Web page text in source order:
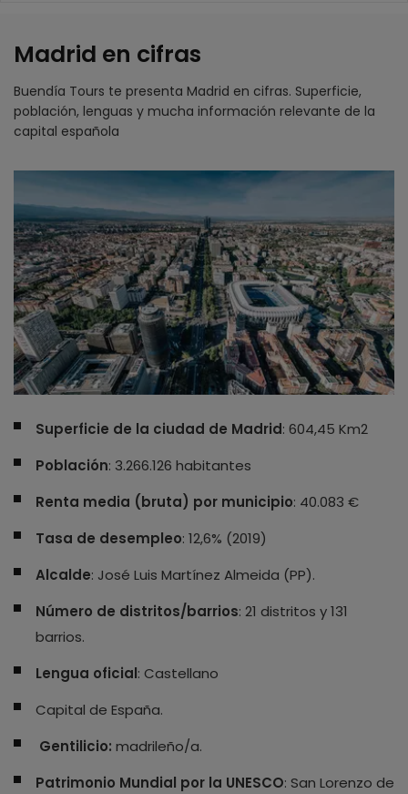
Madrid en cifras
Buendía Tours te presenta Madrid en cifras. Superficie,
población, lenguas y mucha información relevante de la
capital española
Superficie de la ciudad de Madrid: 604,45 Km2
Población: 3.266.126 habitantes
Renta media (bruta) por municipio: 40.083 €
Tasa de desempleo: 12,6% (2019)
Alcalde: José Luis Martínez Almeida (PP).
Número de distritos/barrios: 21 distritos y 131
barrios.
Lengua oficial: Castellano
Capital de España.
Gentilicio: madrileño/a.
Patrimonio Mundial por la UNESCO: San Lorenzo de